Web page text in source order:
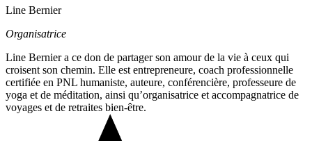
Line Bernier
Organisatrice
Line Bernier a ce don de partager son amour de la vie à ceux qui
croisent son chemin. Elle est entrepreneure, coach professionnelle
certifiée en PNL humaniste, auteure, conférencière, professeure de
yoga et de méditation, ainsi qu’organisatrice et accompagnatrice de
voyages et de retraites bien-être.